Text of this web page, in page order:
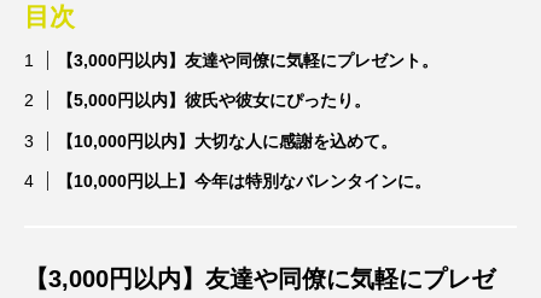
目次
【3,000円以内】友達や同僚に気軽にプレゼント。
【5,000円以内】彼氏や彼女にぴったり。
【10,000円以内】大切な人に感謝を込めて。
【10,000円以上】今年は特別なバレンタインに。
【3,000円以内】友達や同僚に気軽にプレゼ